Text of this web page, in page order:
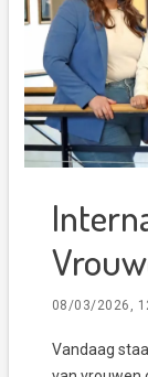
08/03/2026,
Vandaag